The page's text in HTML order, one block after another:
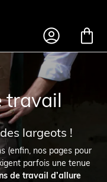
 
travail
largeots !
(enfin, nos pages pour
parfois une tenue
de travail d’allure